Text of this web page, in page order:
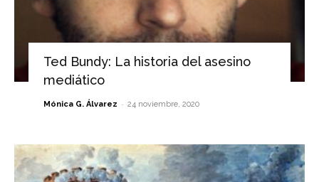
Ted Bundy: La historia del asesino
mediático
Mónica G. Álvarez - 24 noviembre, 2020